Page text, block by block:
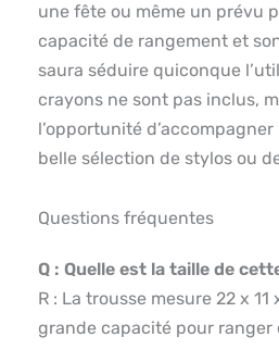
une fête ou même un prévu
capacité de rangement et
saura séduire quiconque
crayons ne sont pas inclus,
l’opportunité
belle sélection de stylos ou
Questions fréquentes
Q : Quelle est la taille de
R : La trousse mesure 22 x
grande capacité pour